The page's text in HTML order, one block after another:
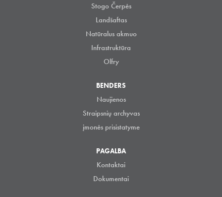
Stogo Čerpės
Landšaftas
Natūralus akmuo
Infrastruktūra
Olfry
BENDERS
Naujienos
Straipsnių archyvas
įmonės prisistatyme
PAGALBA
Kontaktai
Dokumentai